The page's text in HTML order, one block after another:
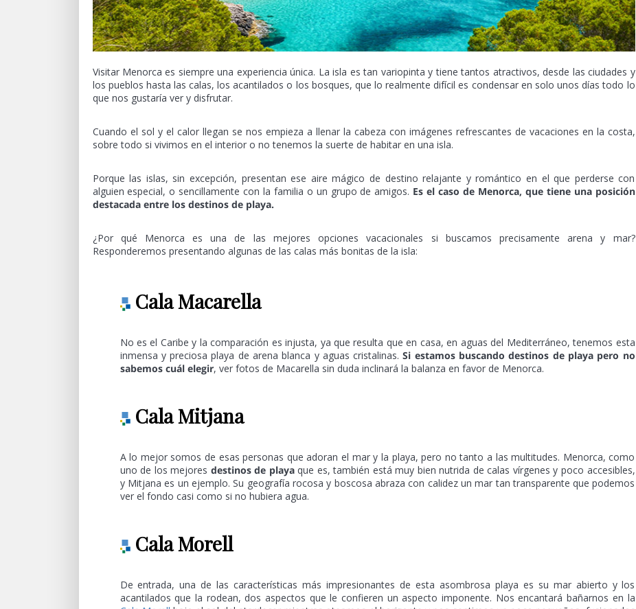
Visitar Menorca es siempre una experiencia única. La isla es tan variopinta y tiene tantos atractivos, desde las ciudades y
los pueblos hasta las calas, los acantilados o los bosques, que lo realmente difícil es condensar en solo unos días todo lo
que nos gustaría ver y disfrutar.
Cuando el sol y el calor llegan se nos empieza a llenar la cabeza con imágenes refrescantes de vacaciones en la costa,
sobre todo si vivimos en el interior o no tenemos la suerte de habitar en una isla.
Porque las islas, sin excepción, presentan ese aire mágico de destino relajante y romántico en el que perderse con
alguien especial, o sencillamente con la familia o un grupo de amigos. Es el caso de Menorca, que tiene una posición
destacada entre los destinos de playa.
¿Por qué Menorca es una de las mejores opciones vacacionales si buscamos precisamente arena y mar?
Responderemos presentando algunas de las calas más bonitas de la isla:
Cala Macarella
No es el Caribe y la comparación es injusta, ya que resulta que en casa, en aguas del Mediterráneo, tenemos esta
inmensa y preciosa playa de arena blanca y aguas cristalinas.Si estamos buscando destinos de playa pero no
sabemos cuál elegir, ver fotos de Macarella sin duda inclinará la balanza en favor de Menorca.
Cala Mitjana
A lo mejor somos de esas personas que adoran el mar y la playa, pero no tanto a las multitudes. Menorca, como
uno de los mejores destinos de playaque es, también está muy bien nutrida de calas vírgenes y poco accesibles,
y Mitjana es un ejemplo. Su geografía rocosa y boscosa abraza con calidez un mar tan transparente que podemos
ver el fondo casi como si no hubiera agua.
Cala Morell
De entrada, una de las características más impresionantes de esta asombrosa playa es su mar abierto y los
acantilados que la rodean, dos aspectos que le confieren un aspecto imponente. Nos encantará bañarnos en la